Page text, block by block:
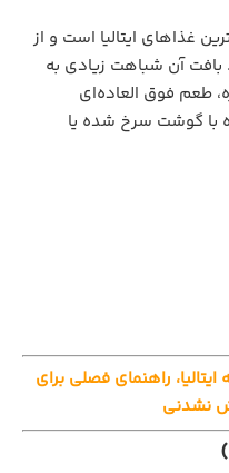
غذاهای ایتالیا است و از
بافت آن شباهت زیادی به
طعم فوق العاده‌ای
با گوشت سرخ شده یا
راهنمای فصلی برای
نشدنی